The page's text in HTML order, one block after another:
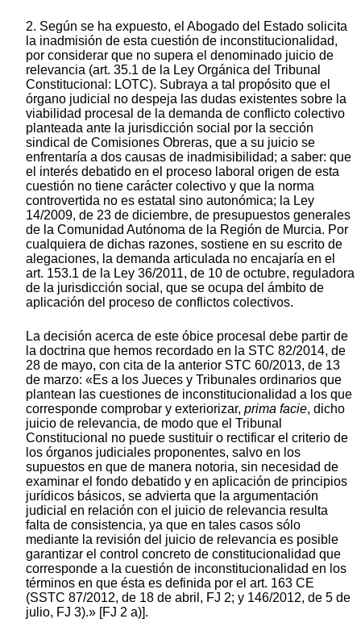
2. Según se ha expuesto, el Abogado del Estado solicita
la inadmisión de esta cuestión de inconstitucionalidad,
por considerar que no supera el denominado juicio de
relevancia (art. 35.1 de la Ley Orgánica del Tribunal
Constitucional: LOTC). Subraya a tal propósito que el
órgano judicial no despeja las dudas existentes sobre la
viabilidad procesal de la demanda de conflicto colectivo
planteada ante la jurisdicción social por la sección
sindical de Comisiones Obreras, que a su juicio se
enfrentaría a dos causas de inadmisibilidad; a saber: que
el interés debatido en el proceso laboral origen de esta
cuestión no tiene carácter colectivo y que la norma
controvertida no es estatal sino autonómica; la Ley
14/2009, de 23 de diciembre, de presupuestos generales
de la Comunidad Autónoma de la Región de Murcia. Por
cualquiera de dichas razones, sostiene en su escrito de
alegaciones, la demanda articulada no encajaría en el
art. 153.1 de la Ley 36/2011, de 10 de octubre, reguladora
de la jurisdicción social, que se ocupa del ámbito de
aplicación del proceso de conflictos colectivos.
La decisión acerca de este óbice procesal debe partir de
la doctrina que hemos recordado en la STC 82/2014, de
28 de mayo, con cita de la anterior STC 60/2013, de 13
de marzo: «Es a los Jueces y Tribunales ordinarios que
plantean las cuestiones de inconstitucionalidad a los que
corresponde comprobar y exteriorizar, prima facie, dicho
juicio de relevancia, de modo que el Tribunal
Constitucional no puede sustituir o rectificar el criterio de
los órganos judiciales proponentes, salvo en los
supuestos en que de manera notoria, sin necesidad de
examinar el fondo debatido y en aplicación de principios
jurídicos básicos, se advierta que la argumentación
judicial en relación con el juicio de relevancia resulta
falta de consistencia, ya que en tales casos sólo
mediante la revisión del juicio de relevancia es posible
garantizar el control concreto de constitucionalidad que
corresponde a la cuestión de inconstitucionalidad en los
términos en que ésta es definida por el art. 163 CE
(SSTC 87/2012, de 18 de abril, FJ 2; y 146/2012, de 5 de
julio, FJ 3).» [FJ 2 a)].